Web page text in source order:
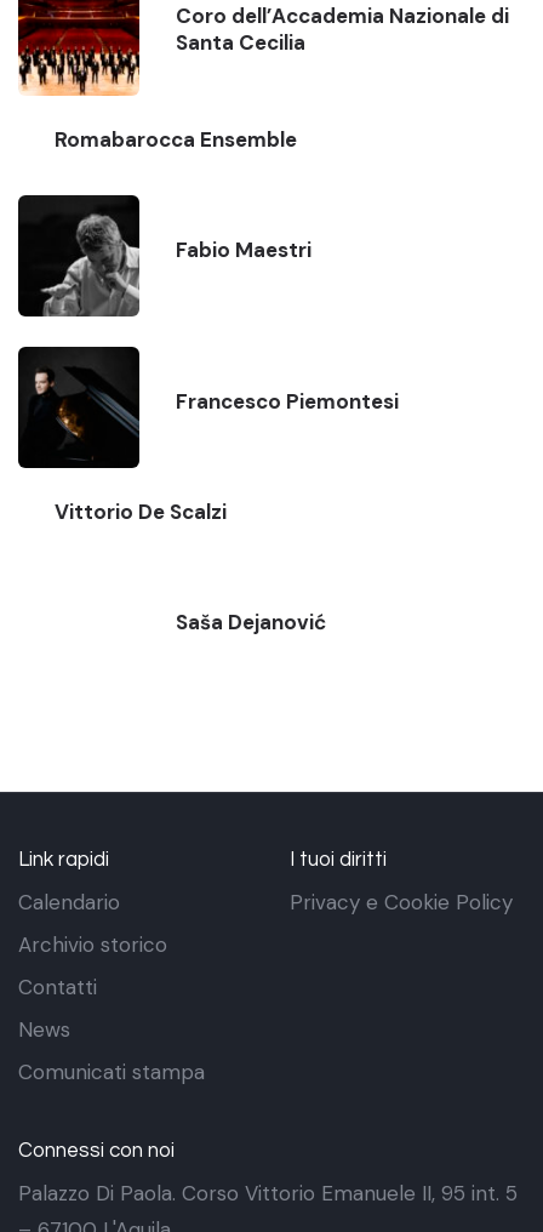
Coro dell’Accademia Nazionale di
Santa Cecilia
Romabarocca Ensemble
Fabio Maestri
Francesco Piemontesi
Vittorio De Scalzi
Saša Dejanović
Link rapidi
Calendario
Archivio storico
Contatti
News
Comunicati stampa
I tuoi diritti
Privacy e Cookie Policy
Connessi con noi
Palazzo Di Paola. Corso Vittorio Emanuele II, 95 int. 5